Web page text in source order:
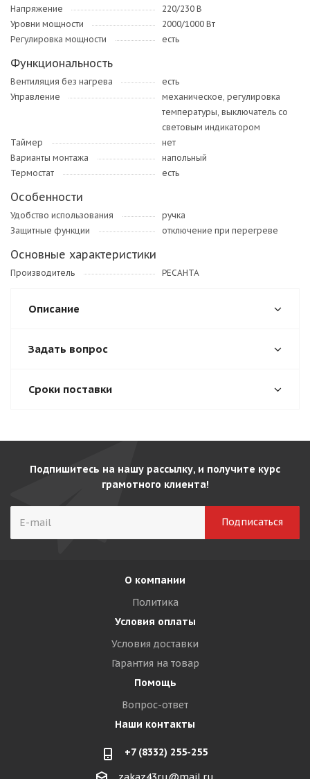
Напряжение
220/230 В
Уровни мощности
2000/1000 Вт
Регулировка мощности
есть
Функциональность
Вентиляция без нагрева
есть
Управление
механическое, регулировка
температуры, выключатель со
световым индикатором
Таймер
нет
Варианты монтажа
напольный
Термостат
есть
Особенности
Удобство использования
ручка
Защитные функции
отключение при перегреве
Основные характеристики
Производитель РЕСАНТА
Описание
Задать вопрос
Сроки поставки
Подпишитесь на нашу рассылку, и получите курс
грамотного клиента!
О компании
Политика
Условия оплаты
Условия доставки
Гарантия на товар
Помощь
Вопрос-ответ
Наши контакты
+7 (8332) 255-255